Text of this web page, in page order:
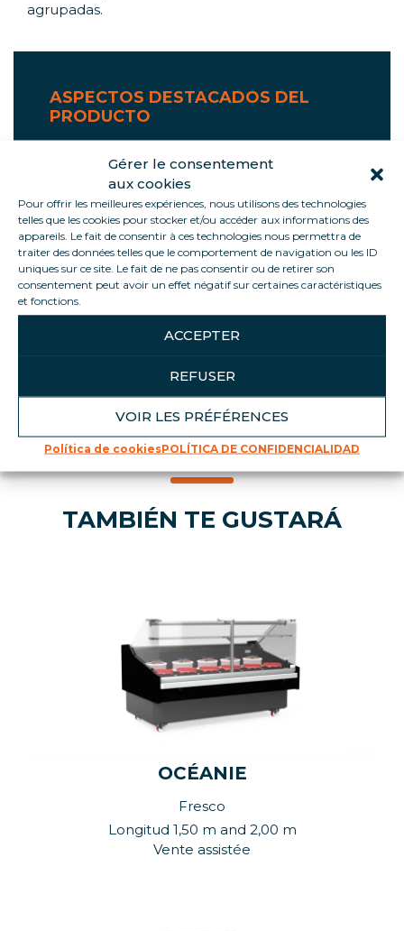
Gérer le consentement
aux cookies
Pour offrir les meilleures expériences, nous utilisons des technologies
telles que les cookies pour stocker et/ou accéder aux informations des
appareils. Le fait de consentir à ces technologies nous permettra de
traiter des données telles que le comportement de navigation ou les ID
uniques sur ce site. Le fait de ne pas consentir ou de retirer son
consentement peut avoir un effet négatif sur certaines caractéristiques
et fonctions.
ACCEPTER
REFUSER
VOIR LES PRÉFÉRENCES
Política de cookiesPOLÍTICA DE CONFIDENCIALIDAD
agrupadas.
ASPECTOS DESTACADOS DEL
PRODUCTO
Diseño elegante y moderno
Carga fácil
Espacio de venta optimizado
Eficiencia energética (refrigerante
natural R290 y armario cerrado)
Soportes de punto de venta integrados
Ruedas giratorias con freno
Refuerzos integrados y protector de
TAMBIÉN TE GUSTARÁ
OCÉANIE
Fresco
Longitud 1,50 m and 2,00 m
Vente assistée